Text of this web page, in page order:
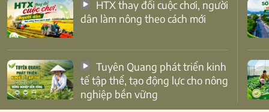
dân làm nông theo cách mới
tế tập thể, tạo động lực cho nông
nghiệp bền vững